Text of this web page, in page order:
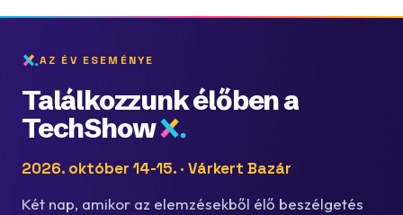
AZ ÉV ESEMÉNYE
Találkozzunk élőben a
TechShow
2026. október 14-15. · Várkert Bazár
Két nap, amikor az elemzésekből élő beszélgetés